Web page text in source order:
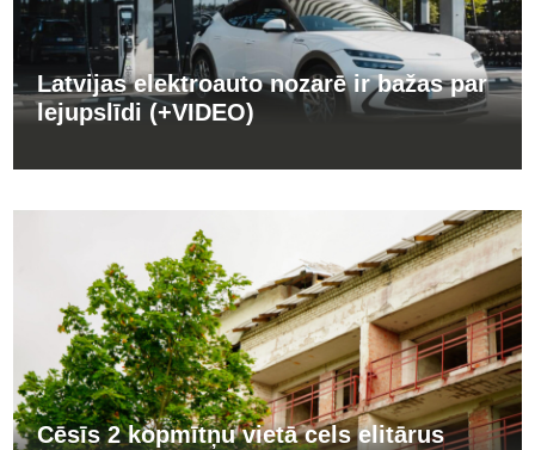
Latvijas elektroauto nozarē ir bažas par
lejupslīdi (+VIDEO)
Cēsīs 2 kopmītņu vietā cels elitārus